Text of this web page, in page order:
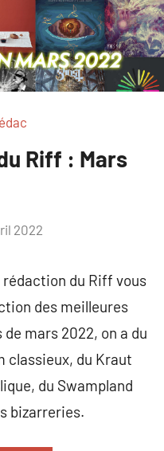
Riff : Mars
2022
rédaction du Riff vous
des meilleures
mars 2022, on a du
classieux, du Kraut
du Swampland
bizarreries.